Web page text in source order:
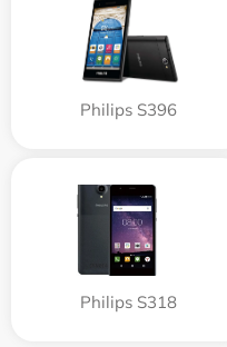
Philips S396
Philips S318